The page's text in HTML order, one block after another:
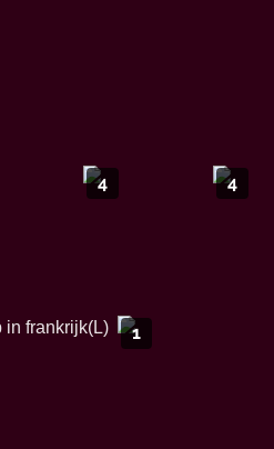
4 4
1